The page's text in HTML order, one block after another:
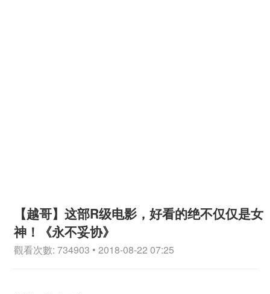
【越哥】这部R级电影，好看的绝不仅仅是女
神！《永不妥协》
觀看次數: 734903 • 2018-08-22 07:25